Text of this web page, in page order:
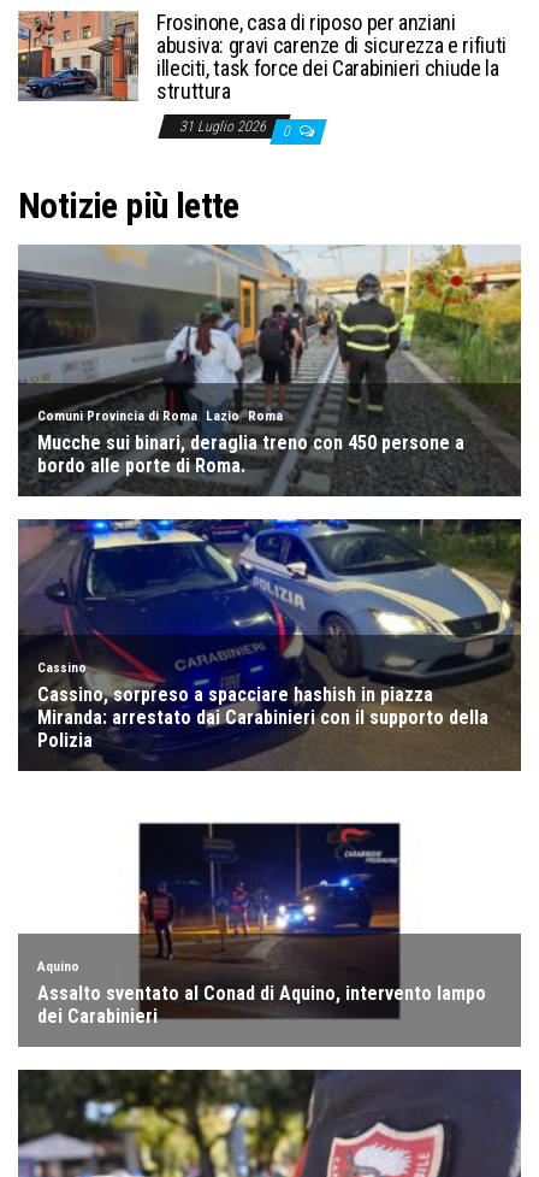
Frosinone, casa di riposo per anziani
abusiva: gravi carenze di sicurezza e rifiuti
illeciti, task force dei Carabinieri chiude la
struttura
31 Luglio 2026 0
Notizie più lette